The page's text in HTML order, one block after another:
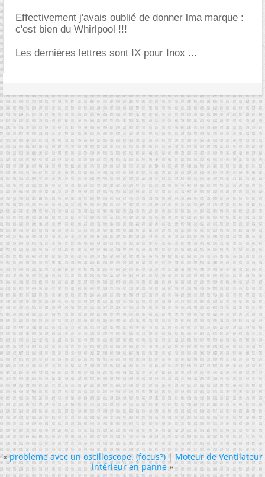
Effectivement j'avais oublié de donner lma marque :
c'est bien du Whirlpool !!!
Les dernières lettres sont IX pour Inox ...
« probleme avec un oscilloscope. (focus?)|Moteur de Ventilateur
intérieur en panne »